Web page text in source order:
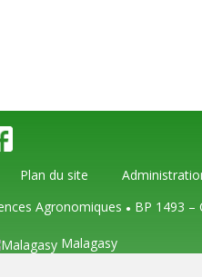
Plan du site
Agronomiques ● BP 1493 –
Malagasy